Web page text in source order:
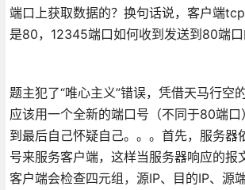
端口上获取数据的？换句话说，客户端
是80，12345端口如何收到发送到80端口
题主犯了“唯心主义”错误，凭借天马行空
应该用一个全新的端口号（不同于80端口
到最后自己怀疑自己。。。首先，服务器
号来服务客户端，这样当服务器响应的报
客户端会检查四元组，源IP、目的IP、源